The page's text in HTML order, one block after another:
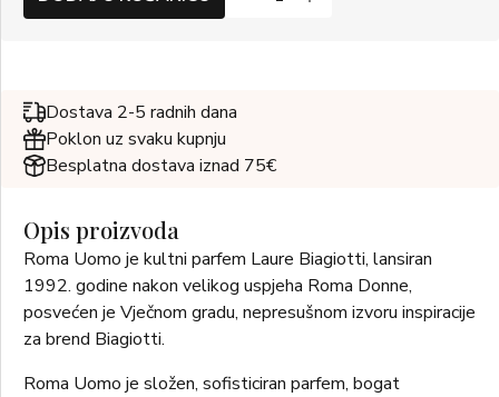
Dostava 2-5 radnih dana
Poklon uz svaku kupnju
Besplatna dostava iznad 75€
Opis proizvoda
Roma Uomo je kultni parfem Laure Biagiotti, lansiran
1992. godine nakon velikog uspjeha Roma Donne,
posvećen je Vječnom gradu, nepresušnom izvoru inspiracije
za brend Biagiotti.
Roma Uomo je složen, sofisticiran parfem, bogat